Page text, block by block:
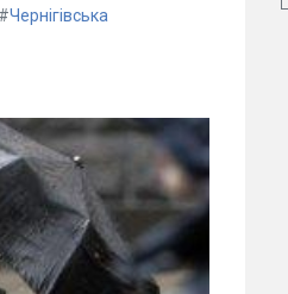
#Чернігівська